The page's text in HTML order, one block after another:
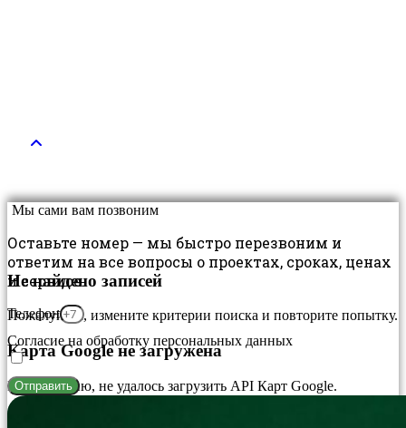
Не найдено записей
Пожалуйста, измените критерии поиска и повторите попытку.
Карта Google не загружена
К сожалению, не удалось загрузить API Карт Google.
Мы сами вам позвоним
Оставьте номер — мы быстро перезвоним и
ответим на все вопросы о проектах, сроках, ценах
и сервисе.
Телефон
Согласие на обработку персональных данных
Отправить